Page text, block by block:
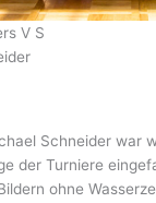
V S
Schneider war
der Turniere
ohne